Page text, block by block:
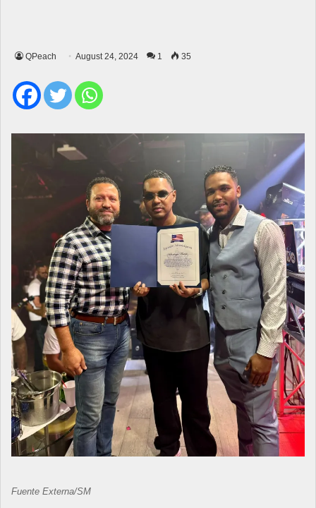
QPeach August 24, 2024 1 35
Fuente Externa/SM